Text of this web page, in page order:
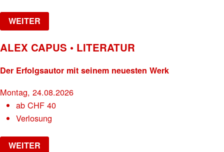
WEITER
ALEX CAPUS • LITERATUR
Der Erfolgsautor mit seinem neuesten Werk
Montag, 24.08.2026
abCHF 40
Verlosung
WEITER